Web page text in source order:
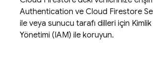
Authentication ve Cloud Firestore
ile veya sunucu tarafı dilleri için Kimlik
Yönetimi (IAM) ile koruyun.